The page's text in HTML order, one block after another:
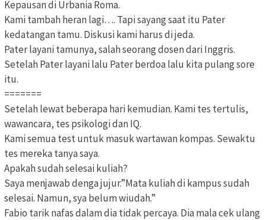
Kepausan di Urbania Roma.
Kami tambah heran lagi…. Tapi sayang saat itu Pater
kedatangan tamu. Diskusi kami harus di jeda.
Pater layani tamunya, salah seorang dosen dari Inggris.
Setelah Pater layani lalu Pater berdoa lalu kita pulang sore
itu.
=======
Setelah lewat beberapa hari kemudian. Kami tes tertulis,
wawancara, tes psikologi dan IQ.
Kami semua test untuk masuk wartawan kompas. Sewaktu
tes mereka tanya saya.
Apakah sudah selesai kuliah?
Saya menjawab denga jujur.”Mata kuliah di kampus sudah
selesai. Namun, sya belum wiudah.”
Fabio tarik nafas dalam dia tidak percaya. Dia mala cek ulang